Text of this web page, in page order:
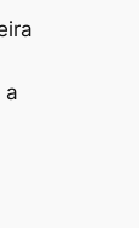
a